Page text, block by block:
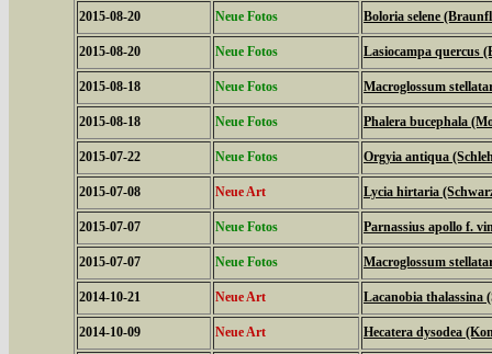
2015-08-20 Neue Fotos Boloria selene
2015-08-20 Neue Fotos Lasiocampa quercus
2015-08-18 Neue Fotos Macroglossum
2015-08-18 Neue Fotos Phalera bucephala
2015-07-22 Neue Fotos Orgyia antiqua
2015-07-08 Neue Art Lycia hirtaria
2015-07-07 Neue Fotos Parnassius apollo f.
2015-07-07 Neue Fotos Macroglossum
2014-10-21 Neue Art Lacanobia thalassina
2014-10-09 Neue Art Hecatera dysodea